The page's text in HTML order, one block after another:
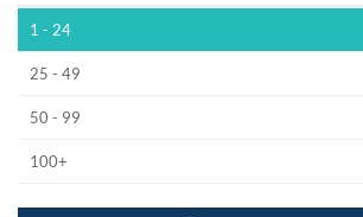
1 - 24
25 - 49
50 - 99
100+